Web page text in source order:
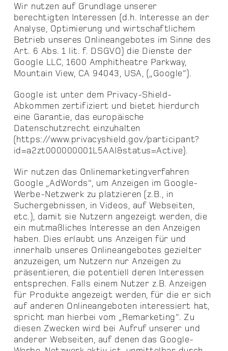
Wir nutzen auf Grundlage unserer
berechtigten Interessen (d.h. Interesse an der
Analyse, Optimierung und wirtschaftlichem
Betrieb unseres Onlineangebotes im Sinne des
Art. 6 Abs. 1 lit. f. DSGVO) die Dienste der
Google LLC, 1600 Amphitheatre Parkway,
Mountain View, CA 94043, USA, („Google“).
Google ist unter dem Privacy-Shield-
Abkommen zertifiziert und bietet hierdurch
eine Garantie, das europäische
Datenschutzrecht einzuhalten
(https://www.privacyshield.gov/participant?
id=a2zt000000001L5AAI&status=Active).
Wir nutzen das Onlinemarketingverfahren
Google „AdWords“, um Anzeigen im Google-
Werbe-Netzwerk zu platzieren (z.B., in
Suchergebnissen, in Videos, auf Webseiten,
etc.), damit sie Nutzern angezeigt werden, die
ein mutmaßliches Interesse an den Anzeigen
haben. Dies erlaubt uns Anzeigen für und
innerhalb unseres Onlineangebotes gezielter
anzuzeigen, um Nutzern nur Anzeigen zu
präsentieren, die potentiell deren Interessen
entsprechen. Falls einem Nutzer z.B. Anzeigen
für Produkte angezeigt werden, für die er sich
auf anderen Onlineangeboten interessiert hat,
spricht man hierbei vom „Remarketing“. Zu
diesen Zwecken wird bei Aufruf unserer und
anderer Webseiten, auf denen das Google-